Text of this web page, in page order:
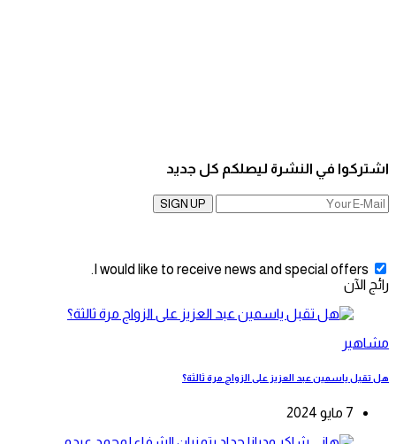
اشتركوا في النشرة ليصلكم كل جديد
SIGN UP
I would like to receive news and special offers.
رائج الآن
مشاهير
هل تقبل ياسمين عبد العزيز على الزواج مرة ثالثة؟
7 مايو 2024